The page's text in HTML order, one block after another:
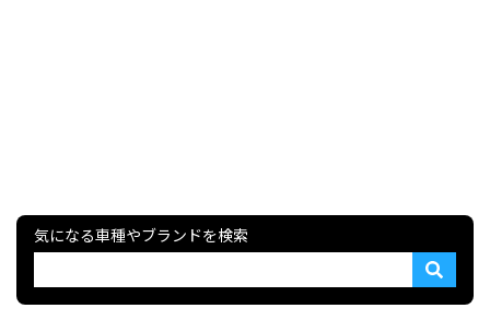
気になる車種やブランドを検索